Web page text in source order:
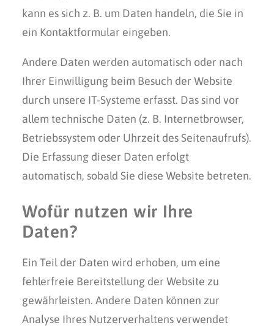
kann es sich z. B. um Daten handeln, die Sie in
ein Kontaktformular eingeben.
Andere Daten werden automatisch oder nach
Ihrer Einwilligung beim Besuch der Website
durch unsere IT-Systeme erfasst. Das sind vor
allem technische Daten (z. B. Internetbrowser,
Betriebssystem oder Uhrzeit des Seitenaufrufs).
Die Erfassung dieser Daten erfolgt
automatisch, sobald Sie diese Website betreten.
Wofür nutzen wir Ihre
Daten?
Ein Teil der Daten wird erhoben, um eine
fehlerfreie Bereitstellung der Website zu
gewährleisten. Andere Daten können zur
Analyse Ihres Nutzerverhaltens verwendet